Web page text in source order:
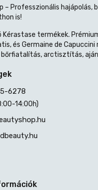
– Professzionális hajápolás,
is!
Kérastase termékek.
és Germaine de
arctisztítás,
6278
14:00h)